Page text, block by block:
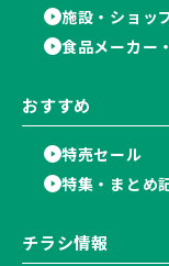
施設・ショッ
食品メーカー
おすすめ
特売セール
特集・まとめ
チラシ情報